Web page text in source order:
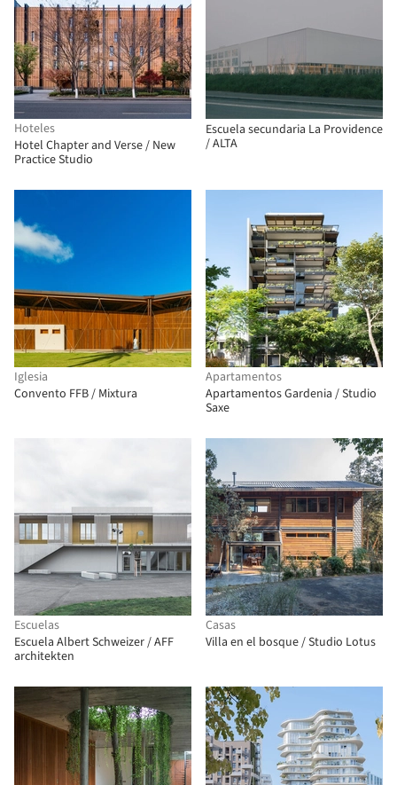
Hoteles
Hotel Chapter and Verse / New
Practice Studio
Escuela secundaria La Providence
/ ALTA
Iglesia
Convento FFB / Mixtura
Apartamentos
Apartamentos Gardenia / Studio
Saxe
Escuelas
Escuela Albert Schweizer / AFF
architekten
Casas
Villa en el bosque / Studio Lotus